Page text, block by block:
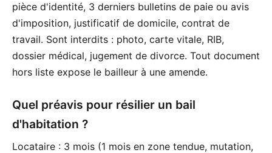
pièce d'identité, 3 derniers bulletins de paie ou avis
d'imposition, justificatif de domicile, contrat de
travail. Sont interdits : photo, carte vitale, RIB,
dossier médical, jugement de divorce. Tout document
hors liste expose le bailleur à une amende.
Quel préavis pour résilier un bail
d'habitation ?
Locataire : 3 mois (1 mois en zone tendue, mutation,